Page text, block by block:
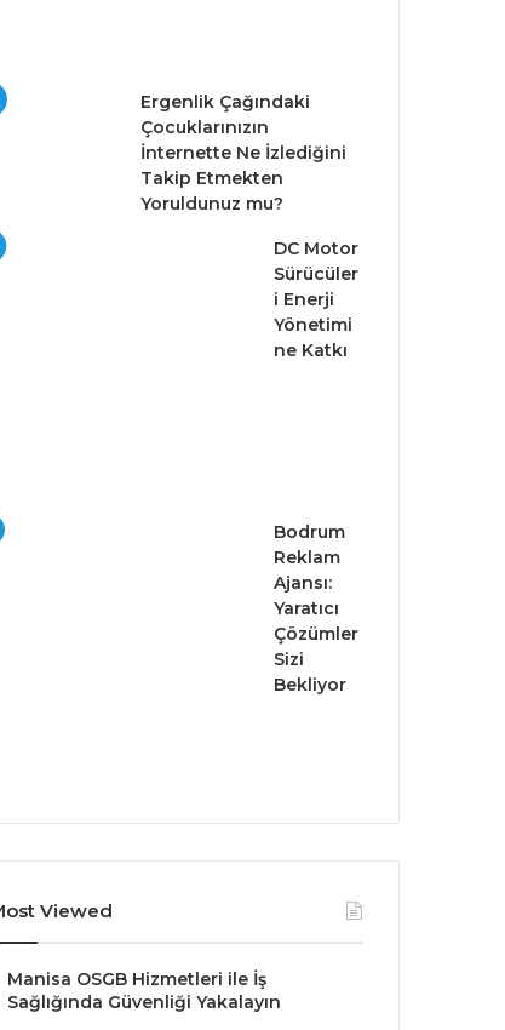
Ergenlik Çağındaki
Çocuklarınızın
İnternette Ne İzlediğini
Takip Etmekten
Yoruldunuz mu?
DC Motor
Sürücüler
i Enerji
Yönetimi
ne Katkı
Bodrum
Reklam
Ajansı:
Yaratıcı
Çözümler
Sizi
Bekliyor
Viewed
Manisa OSGB Hizmetleri ile İş
Sağlığında Güvenliği Yakalayın